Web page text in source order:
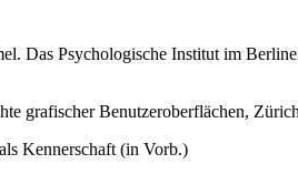
Das Psychologische Institut im
grafischer Benutzeroberflächen,
Kennerschaft (in Vorb.)